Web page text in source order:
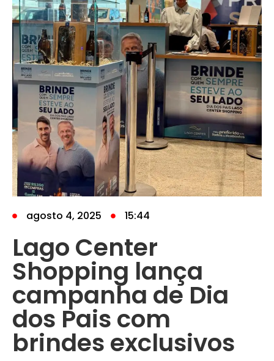
agosto 4, 2025 15:44
Lago Center
Shopping lança
campanha de Dia
dos Pais com
brindes exclusivos